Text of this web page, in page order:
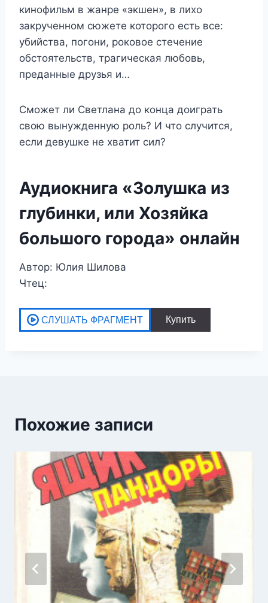
кинофильм в жанре «экшен», в лихо
закрученном сюжете которого есть все:
убийства, погони, роковое стечение
обстоятельств, трагическая любовь,
преданные друзья и…
Сможет ли Светлана до конца доиграть
свою вынужденную роль? И что случится,
если девушке не хватит сил?
Аудиокнига «Золушка из
глубинки, или Хозяйка
большого города» онлайн
Автор: Юлия Шилова
Чтец:
Похожие записи